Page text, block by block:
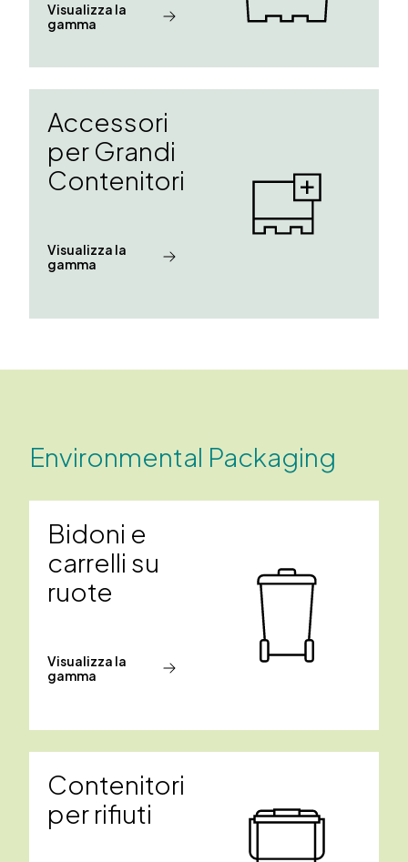
Visualizza la
gamma
Accessori
per Grandi
Contenitori
Visualizza la
gamma
Environmental Packaging
Bidoni e
carrelli su
ruote
Visualizza la
gamma
Contenitori
per rifiuti